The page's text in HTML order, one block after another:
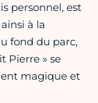
personnel, est
à la
fond du parc,
Pierre » se
magique et